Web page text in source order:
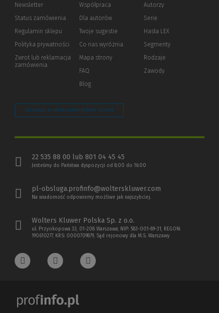
strony)
strony)strony)strony)
strony)
Newsletter
Status zamówienia
Regulamin sklepu
Polityka prywatności (Nowe
(Link
innej
Zwrot lub reklamacja
zamówienia
Współpraca
Dla autorów(Nowe
(Link
innej
Twoje sugestie
Co nas wyróżnia
Mapa strony
FAQ
Blog
Autorzy
Serie
Hasła LEX
Segmenty
Rodzaje
Zawody
Zarządzaj preferencjami plików cookie
22 535 88 00 lub 801 04 45 45
Jesteśmy do Państwa dyspozycji od 8:00 do 16:00
pl-obsluga.profinfo@wolterskluwer.com
Na wiadomość odpowiemy możliwe jak najszybciej.
Wolters Kluwer Polska Sp. z o.o.
ul. Przyokopowa 33, 01-208 Warszawa; NIP: 583-001-89-31, REGON:
190610277, KRS: 0000709879, Sąd rejonowy dla M.S. Warszawy